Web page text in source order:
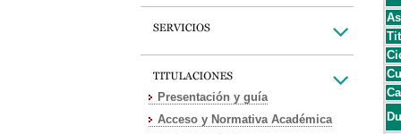
Presentación y guía
Acceso y Normativa Académica